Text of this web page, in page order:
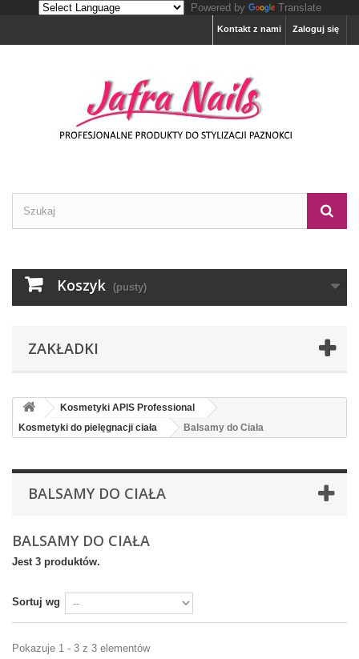
Powered by Translate
Zaloguj się
Kontakt z nami
Koszyk (pusty)
ZAKŁADKI
Kosmetyki APIS Professional
Kosmetyki do pielęgnacji ciała
Balsamy do Ciała
BALSAMY DO CIAŁA
BALSAMY DO CIAŁA
Jest 3 produktów.
Sortuj wg
Pokazuje 1 - 3 z 3 elementów